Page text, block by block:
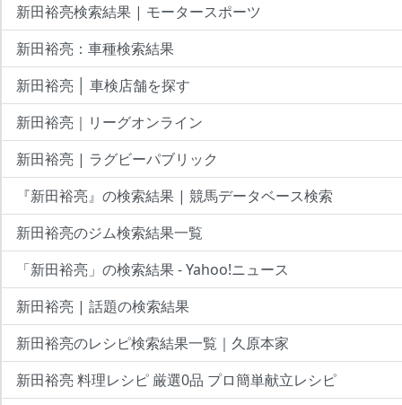
新田裕亮検索結果 | モータースポーツ
新田裕亮：車種検索結果
新田裕亮 │ 車検店舗を探す
新田裕亮｜リーグオンライン
新田裕亮 | ラグビーパブリック
『新田裕亮』の検索結果 | 競馬データベース検索
新田裕亮のジム検索結果一覧
「新田裕亮」の検索結果 - Yahoo!ニュース
新田裕亮 | 話題の検索結果
新田裕亮のレシピ検索結果一覧｜久原本家
新田裕亮 料理レシピ 厳選0品 プロ簡単献立レシピ